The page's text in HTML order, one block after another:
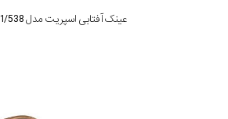
عینک آفتابی اسپریت مدل ET17961/538